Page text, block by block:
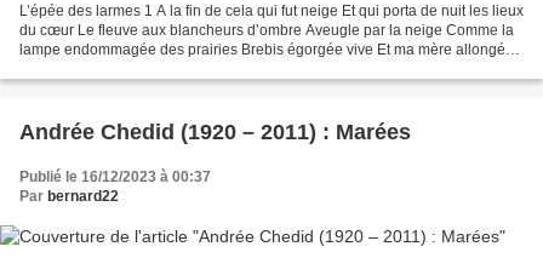
L’épée des larmes 1 A la fin de cela qui fut neige Et qui porta de nuit les lieux
du cœur Le fleuve aux blancheurs d’ombre Aveugle par la neige Comme la
lampe endommagée des prairies Brebis égorgée vive Et ma mère allongée
Andrée Chedid (1920 – 2011) : Marées
Publié le 16/12/2023 à 00:37
Par bernard22